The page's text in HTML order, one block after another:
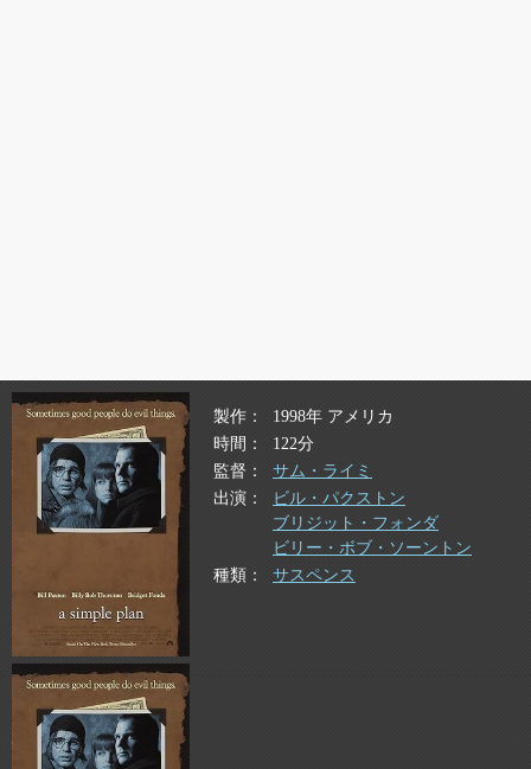
製作
1998年 アメリカ
時間
122分
監督
サム・ライミ
出演
ビル・パクストン
ブリジット・フォンダ
ビリー・ボブ・ソーントン
種類
サスペンス